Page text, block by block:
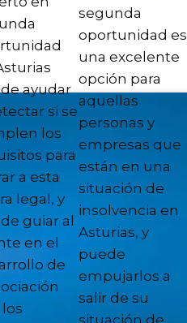
ayudar
si se
los
para
a esta
legal, y
guiar al
en el
de
segunda
oportunidad es
una excelente
opción para
aquellas
personas y
empresas que
están en una
situación de
insolvencia en
Asturias, y
puede
empujarlos a
salir de su
situación de